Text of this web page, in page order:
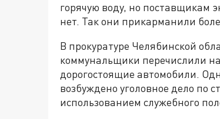
горячую воду, но поставщикам
нет. Так они прикарманили
В прокуратуре Челябинской
коммунальщики перечислили
дорогостоящие автомобили.
возбуждено уголовное дело по
использованием служебного